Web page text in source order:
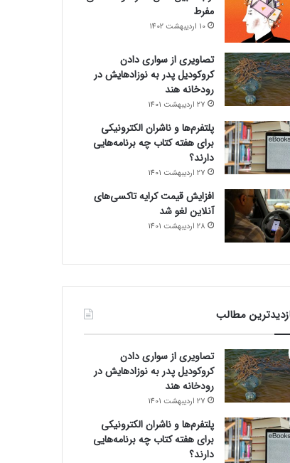
مفرط
10 اردیبهشت 1402
تصاویری از سواری دادن
کروکودیل پدر به نوزادهایش در
رودخانه هند
27 اردیبهشت 1401
پلتفرم‌ها و ناشران الکترونیکی
برای هفته کتاب چه برنامه‌هایی
دارند؟
27 اردیبهشت 1401
افزایش قیمت کرایه تاکسی‌های
آنلاین لغو شد
28 اردیبهشت 1401
مطالب
تصاویری از سواری دادن
کروکودیل پدر به نوزادهایش در
رودخانه هند
27 اردیبهشت 1401
پلتفرم‌ها و ناشران الکترونیکی
برای هفته کتاب چه برنامه‌هایی
دارند؟